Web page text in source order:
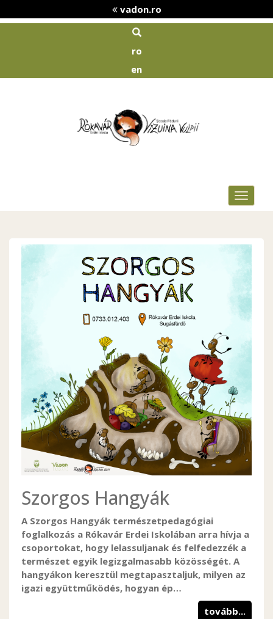
vadon.ro
ro
en
Toggle
Szorgos Hangyák
A Szorgos Hangyák természetpedagógiai
foglalkozás a Rókavár Erdei Iskolában arra hívja a
csoportokat, hogy lelassuljanak és felfedezzék a
természet egyik legizgalmasabb közösségét. A
hangyákon keresztül megtapasztaljuk, milyen az
igazi együttműködés, hogyan ép…
tovább...